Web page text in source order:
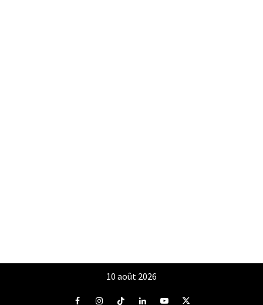
10 août 2026
FacebookInstagramTiktok LinkedInYoutube
X